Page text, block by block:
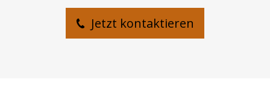
Jetzt kontaktieren